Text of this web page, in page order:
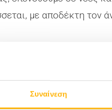
Συναίνεση
με αποδέκτη τον